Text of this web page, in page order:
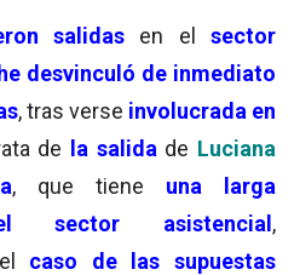
salidas en elsector
desvinculó de inmediato
, tras verse involucrada en
de la salida de Luciana
, que tiene una larga
sector asistencial ,
caso de las supuestas